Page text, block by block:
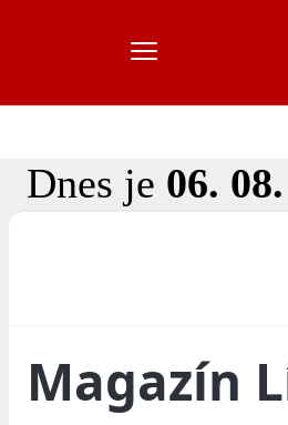
Dnes je 06.
Magazín